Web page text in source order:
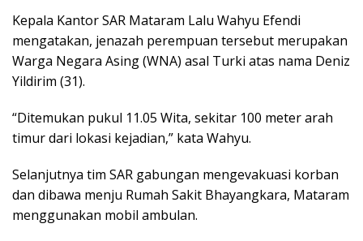
Kepala Kantor SAR Mataram Lalu Wahyu Efendi
mengatakan, jenazah perempuan tersebut merupakan
Warga Negara Asing (WNA) asal Turki atas nama Deniz
Yildirim (31).
“Ditemukan pukul 11.05 Wita, sekitar 100 meter arah
timur dari lokasi kejadian,” kata Wahyu.
Selanjutnya tim SAR gabungan mengevakuasi korban
dan dibawa menju Rumah Sakit Bhayangkara, Mataram
menggunakan mobil ambulan.